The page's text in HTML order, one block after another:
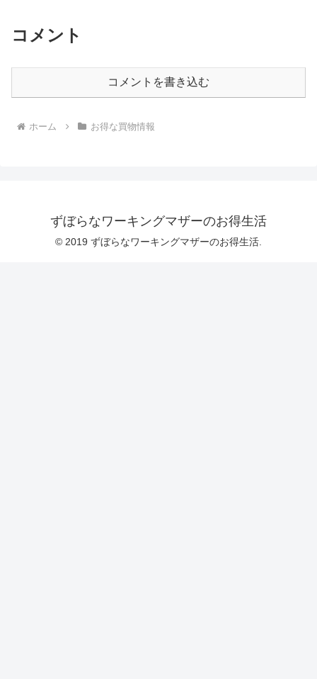
コメント
コメントを書き込む
ホーム お得な買物情報
ずぼらなワーキングマザーのお得生活
© 2019 ずぼらなワーキングマザーのお得生活.